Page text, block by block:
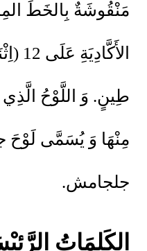
مَنْقُوشَةٌ بِالخَطِّ
طِينٍ. وَ اللَّوْحُ الَّذِي
مِنْهَا وَ يُسَمَّى لَوْحَ
جلجامش.
الكَلِمَاتُ